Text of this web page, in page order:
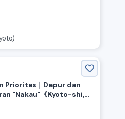
Prioritas｜Dapur dan
"Nakau"《Kyoto-shi,
》